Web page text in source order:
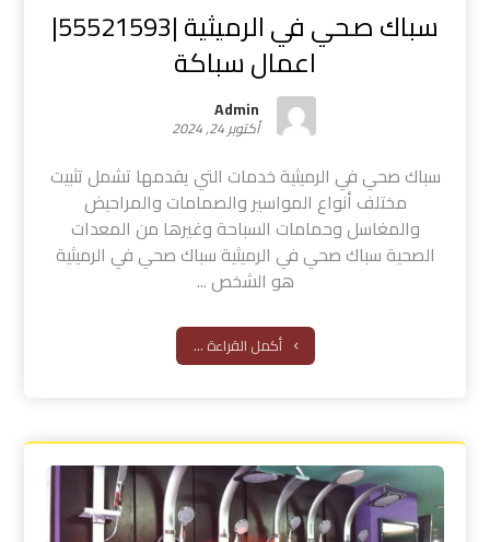
سباك صحي في الرميثية |55521593|
اعمال سباكة
Admin
أكتوبر 24, 2024
سباك صحي في الرميثية خدمات التي يقدمها تشمل تثبيت
مختلف أنواع المواسير والصمامات والمراحيض
والمغاسل وحمامات السباحة وغيرها من المعدات
الصحية سباك صحي في الرميثية سباك صحي في الرميثية
هو الشخص ...
أكمل القراءة ...